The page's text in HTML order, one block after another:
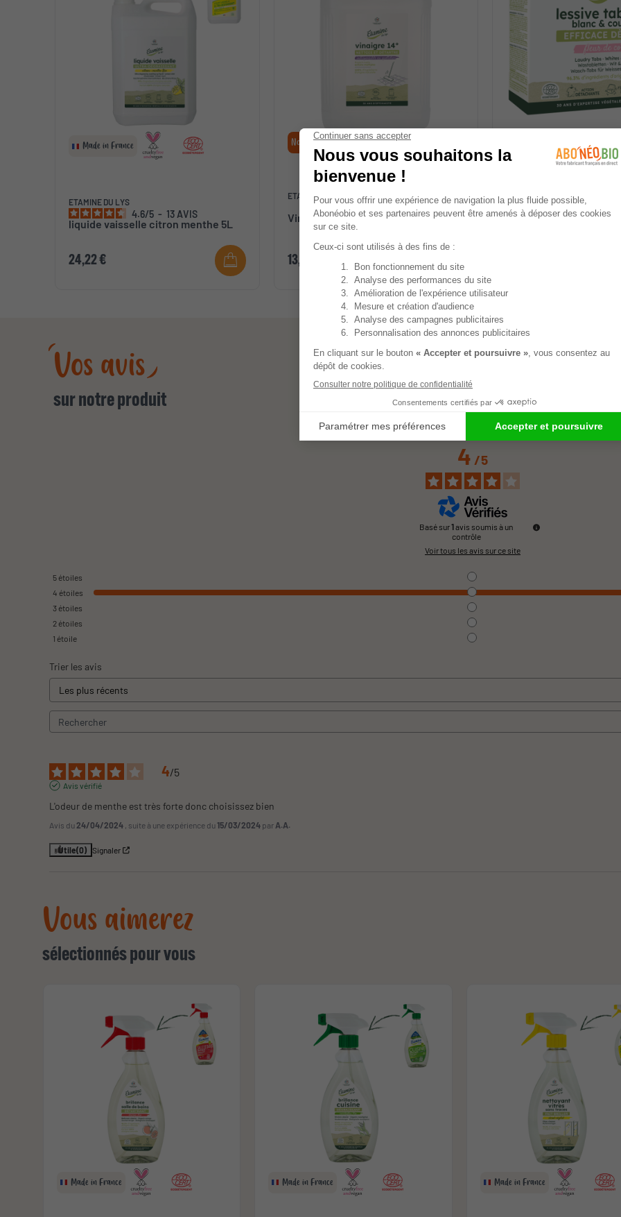
Made in France
ETAMINE DU LYS
4.6/5 - 13 AVIS
liquide vaisselle citron menthe 5L
24,22 €
Nouveau
ETAMINE DU LYS
Vinaigre 14° 5L
13,43 €
Made in France
ETAMINE DU LYS
5/ 5-2
Vos avis
sur notre produit
4/5
Basé sur1avis soumis à un
contrôle
Voir tous les avis sur ce site
5 étoiles
4 étoiles
3 étoiles
2 étoiles
1 étoile
Trier les avis
4/5
Avis vérifié
L'odeur de menthe est très forte donc choisissez bien
Avis du24/04/2024 , suite à une expérience du15/03/2024 par A.A.
Utile(0) Signaler
Vous aimerez
sélectionnés pour vous
Made in France Made in France Made in France